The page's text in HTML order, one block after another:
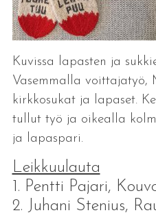
Kuvissa lapasten ja
Vasemmalla voittajatyö,
kirkkosukat ja lapaset.
tullut työ ja oikealla
ja lapaspari.
Leikkuulauta
1. Pentti Pajari,
2. Juhani Stenius,